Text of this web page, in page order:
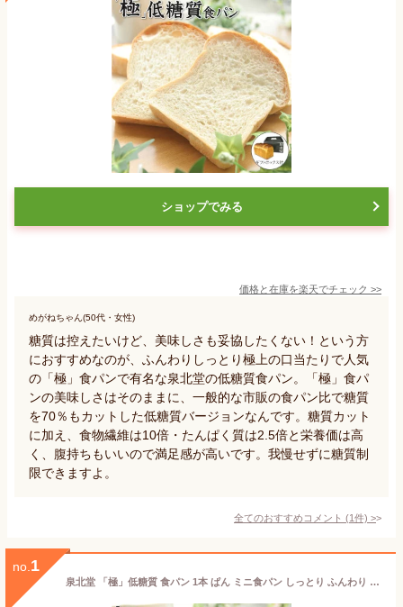
ショップでみる
価格と在庫を楽天でチェック >>
めがねちゃん(50代・女性)
糖質は控えたいけど、美味しさも妥協したくない！という方
におすすめなのが、ふんわりしっとり極上の口当たりで人気
の「極」食パンで有名な泉北堂の低糖質食パン。「極」食パ
ンの美味しさはそのままに、一般的な市販の食パン比で糖質
を70％もカットした低糖質バージョンなんです。糖質カット
に加え、食物繊維は10倍・たんぱく質は2.5倍と栄養価は高
く、腹持ちもいいので満足感が高いです。我慢せずに糖質制
限できますよ。
全てのおすすめコメント (1件) >
no. 1
泉北堂 「極」低糖質 食パン 1本 ぱん ミニ食パン しっとり ふんわり 生食パン トースト 高たんぱく質 高食物繊維 自家製 天然酵母 使用 直送 せんぼくどう プレゼント お土産 ギフト 保存料不使用 防腐剤不使用 卵不使用【メーカー直送商品】